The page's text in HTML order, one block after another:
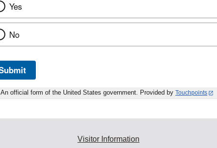
Yes
No
An official form of the United States government. Provided by Touchpoints
Visitor Information